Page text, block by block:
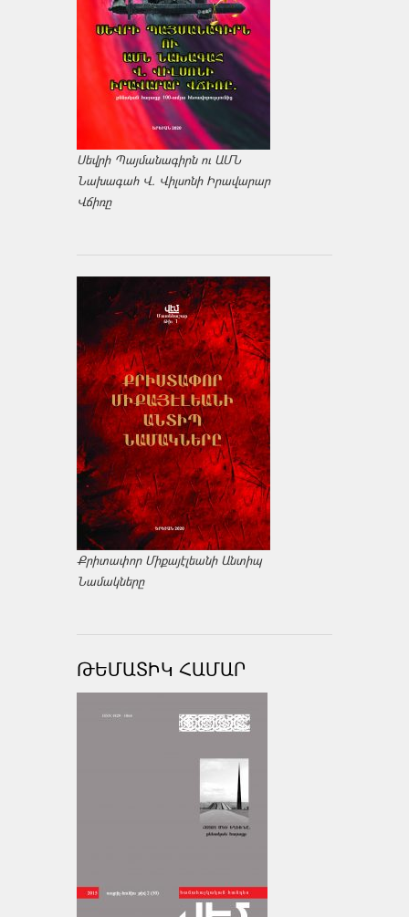
Սեվրի Պայմանագիրն ու ԱՄՆ
Նախագահ Վ. Վիլսոնի Իրավարար
Վճիռը
Քրիտափոր Միքայէլեանի Անտիպ
Նամակները
ԹԵՄԱՏԻԿ ՀԱՄԱՐ